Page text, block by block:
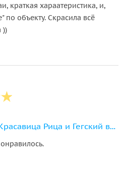
краткая хараатеристика, и,
по объекту. Скрасила всё
))
Авторский джип-тур: «Красавица Рица и Гегский водопад»